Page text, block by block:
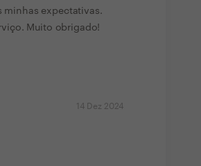
minhas expectativas.
Muito obrigado!
14 Dez 2024